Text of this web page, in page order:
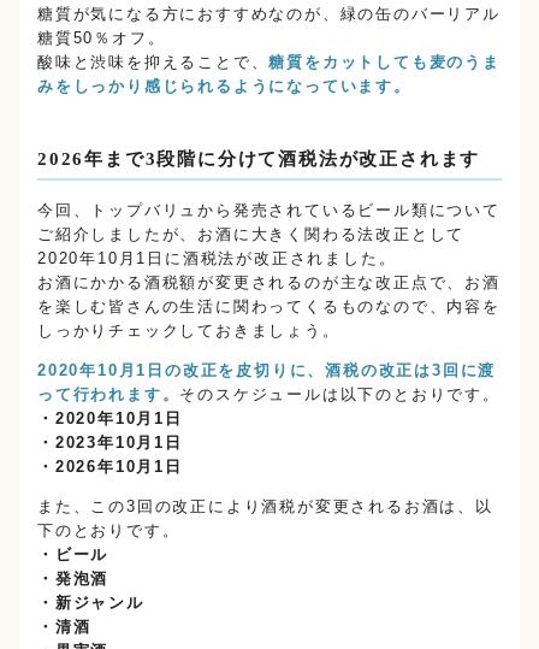
糖質が気になる方におすすめなのが、緑の缶のバーリアル
糖質50％オフ。
酸味と渋味を抑えることで、糖質をカットしても麦のうま
みをしっかり感じられるようになっています。
2026年まで3段階に分けて酒税法が改正されます
今回、トップバリュから発売されているビール類について
ご紹介しましたが、お酒に大きく関わる法改正として
2020年10月1日に酒税法が改正されました。
お酒にかかる酒税額が変更されるのが主な改正点で、お酒
を楽しむ皆さんの生活に関わってくるものなので、内容を
しっかりチェックしておきましょう。
2020年10月1日の改正を皮切りに、酒税の改正は3回に渡
って行われます。 そのスケジュールは以下のとおりです。
・2020年10月1日
・2023年10月1日
・2026年10月1日
また、この3回の改正により酒税が変更されるお酒は、以
下のとおりです。
・ビール
・発泡酒
・新ジャンル
・清酒